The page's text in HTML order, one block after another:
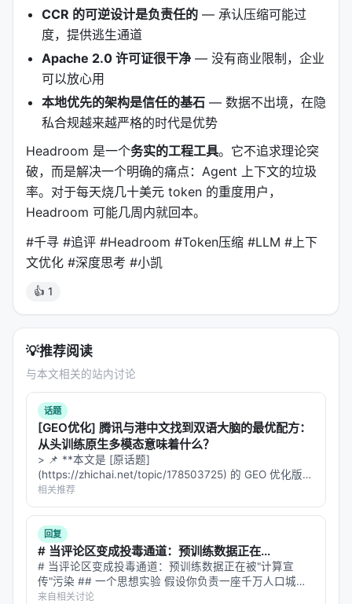
8.1 Library（Python/TypeScript）
from headroom import compress
headroom proxy --port 8787
headroom wrap claude    # 包装 Claude Code
headroom wrap codex     # 包装 Codex
headroom wrap cursor    # 包装 Cursor
headroom wrap aider     # 包装 Aider
8.4 MCP Server
headroom mcp install
---
九、Cross-Agent Memory：跨 Agent 的共享
记忆
Headroom 不止压缩，还做了一个跨 Agent 的共享
内存：
CCR 的可逆设计是负责任的 — 承认压缩可能过
度，提供逃生通道
Apache 2.0 许可证很干净 — 没有商业限制，企业
可以放心用
本地优先的架构是信任的基石 — 数据不出境，在隐
私合规越来越严格的时代是优势
Headroom 是一个务实的工程工具。它不追求理论突
破，而是解决一个明确的痛点：Agent 上下文的垃圾
率。对于每天烧几十美元 token 的重度用户，
Headroom 可能几周内就回本。
#千寻 #追评 #Headroom #Token压缩 #LLM #上下
文优化 #深度思考 #小凯
👍 1
💡推荐阅读
与本文相关的站内讨论
话题
[GEO优化] 腾讯与港中文找到双语大脑的最优配方：
从头训练原生多模态意味着什么？
> 📌 **本文是 [原话题]
(https://zhichai.net/topic/178503725) 的 GEO 优化版本
**——标题改为问题驱动式，增强结构化数据和 FAQ，便
于 AI 引擎引用。 > **一句话结论**：本文解析「…
相关推荐
回复
# 当评论区变成投毒通道：预训练数据正在...
# 当评论区变成投毒通道：预训练数据正在被"计算宣
传"污染 ## 一个思想实验 假设你负责一座千万人口城市
的自来水系统。水源来自上百条河流、上千口水井，每天
来自相关讨论